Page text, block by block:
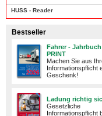
HUSS - Reader
Bestseller
Fahrer - Jahrbuch
PRINT
Machen Sie aus
Informationspflicht
Geschenk!
Ladung richtig
Gesetzliche
Informationspflicht